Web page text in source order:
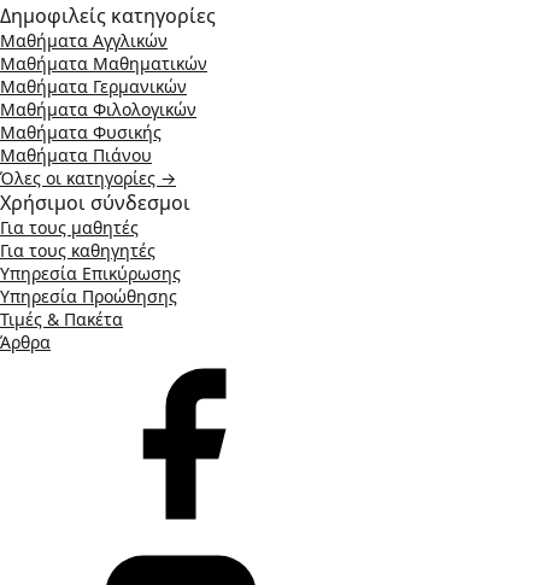
Δημοφιλείς κατηγορίες
Μαθήματα Αγγλικών
Μαθήματα Μαθηματικών
Μαθήματα Γερμανικών
Μαθήματα Φιλολογικών
Μαθήματα Φυσικής
Μαθήματα Πιάνου
Όλες οι κατηγορίες →
Χρήσιμοι σύνδεσμοι
Για τους μαθητές
Για τους καθηγητές
Υπηρεσία Επικύρωσης
Υπηρεσία Προώθησης
Τιμές & Πακέτα
Άρθρα